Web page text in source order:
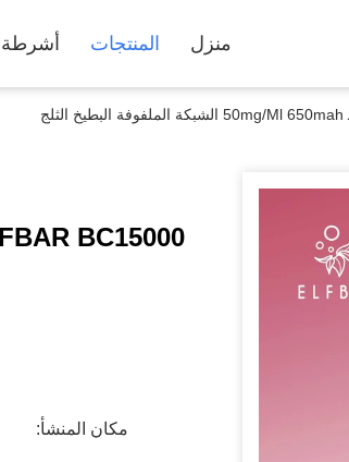
منزل المنتجات أشرطة
مكان المنشأ: